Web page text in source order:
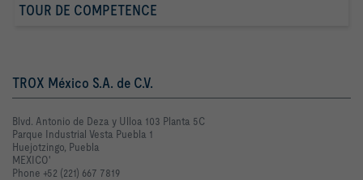
TOUR DE COMPETENCE
TROX México S.A. de C.V.
Blvd. Antonio de Deza y Ulloa 103 Planta 5C
Parque Industrial Vesta Puebla 1
Huejotzingo, Puebla
MEXICO'
Phone +52 (221) 667 7819